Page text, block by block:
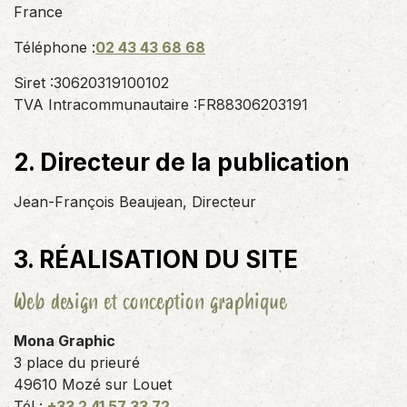
France
Téléphone :02 43 43 68 68
Siret :30620319100102
TVA Intracommunautaire :FR88306203191
2. Directeur de la publication
Jean-François Beaujean, Directeur
3. RÉALISATION DU SITE
Web design et conception graphique
Mona Graphic
3 place du prieuré
49610 Mozé sur Louet